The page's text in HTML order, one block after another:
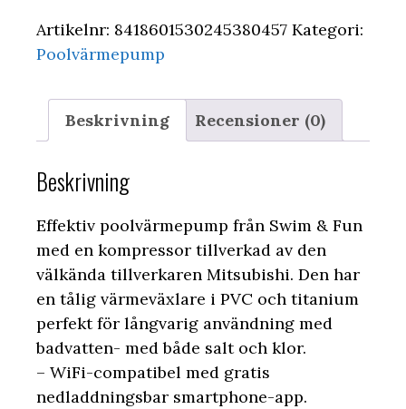
Artikelnr: 8418601530245380457 Kategori:
Poolvärmepump
Beskrivning Recensioner (0)
Beskrivning
Effektiv poolvärmepump från Swim & Fun
med en kompressor tillverkad av den
välkända tillverkaren Mitsubishi. Den har
en tålig värmeväxlare i PVC och titanium
perfekt för långvarig användning med
badvatten- med både salt och klor.
– WiFi-compatibel med gratis
nedladdningsbar smartphone-app.